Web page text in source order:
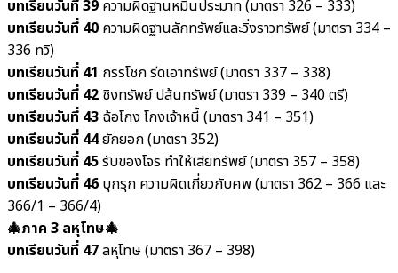
บทเรียนวันที่ 39 ความผิดฐานหมิ่นประมาท (มาตรา 326 – 333)
บทเรียนวันที่ 40 ความผิดฐานลักทรัพย์และวิ่งราวทรัพย์ (มาตรา 334 –
336 ทวิ)
บทเรียนวันที่ 41 กรรโชก รีดเอาทรัพย์ (มาตรา 337 – 338)
บทเรียนวันที่ 42 ชิงทรัพย์ ปล้นทรัพย์ (มาตรา 339 – 340 ตรี)
บทเรียนวันที่ 43 ฉ้อโกง โกงเจ้าหนี้ (มาตรา 341 – 351)
บทเรียนวันที่ 44ยักยอก (มาตรา 352)
บทเรียนวันที่ 45รับของโจร ทำให้เสียทรัพย์ (มาตรา 357 – 358)
บทเรียนวันที่ 46 บุกรุก ความผิดเกี่ยวกับศพ (มาตรา 362 – 366 และ
366/1 – 366/4)
🎄ภาค 3 ลหุโทษ🎄
บทเรียนวันที่ 47ลหุโทษ (มาตรา 367 – 398)